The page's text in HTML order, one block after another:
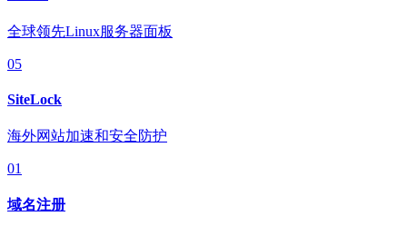
全球领先Linux服务器面板
05
SiteLock
海外网站加速和安全防护
01
域名注册